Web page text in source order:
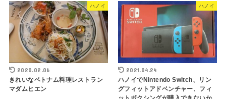
ハノイ
2020.02.06
きれいなベトナム料理レストラン
マダムヒエン
ハノイ
2021.04.24
ハノイでNintendo Switch、リン
グフィットアドベンチャー、フィ